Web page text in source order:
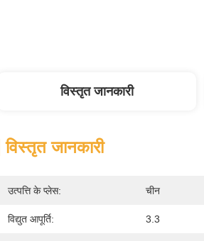
विस्तृत जानकारी
विस्तृत जानकारी
उत्पत्ति के प्लेस: चीन
विद्युत आपूर्ति: 3.3